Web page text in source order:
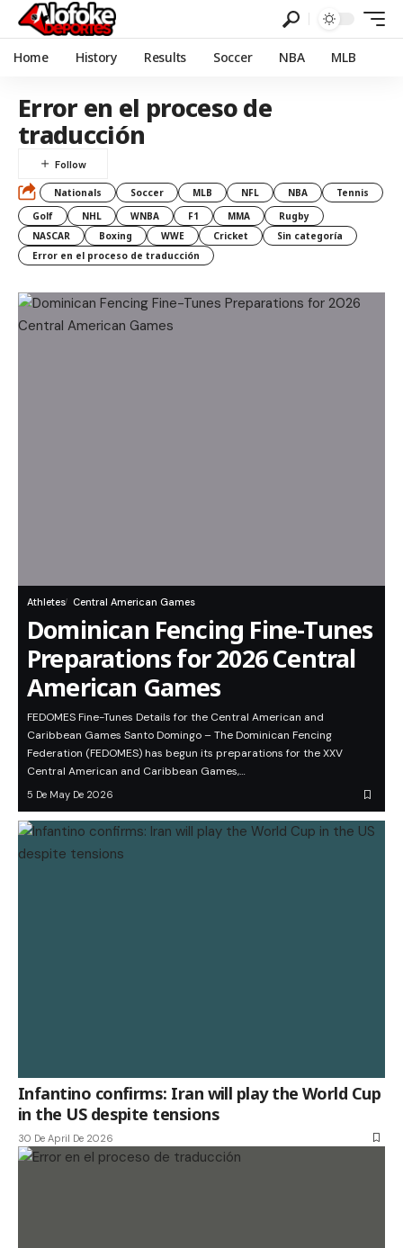
Home History Results Soccer NBA MLB
Error en el proceso de
traducción
Nationals Soccer MLB NFL NBA
Tennis
Golf
NHL WNBA F1 MMA
Rugby
NASCAR
Boxing WWE Cricket
Sin categoría
Error en el proceso de traducción
Athletes Central American Games
Dominican Fencing Fine-Tunes
Preparations for 2026 Central
American Games
FEDOMES Fine-Tunes Details for the Central American and
Caribbean Games Santo Domingo – The Dominican Fencing
Federation (FEDOMES) has begun its preparations for the XXV
Central American and Caribbean Games,…
5 De May De 2026
Infantino confirms: Iran will play the World Cup
in the US despite tensions
30 De April De 2026